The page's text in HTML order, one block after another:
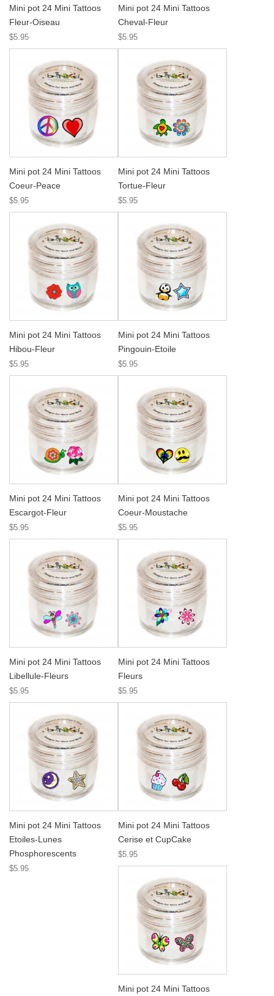
Mini pot 24 Mini Tattoos
Fleur-Oiseau
$5.95
Mini pot 24 Mini Tattoos
Cheval-Fleur
$5.95
Mini pot 24 Mini Tattoos
Coeur-Peace
$5.95
Mini pot 24 Mini Tattoos
Tortue-Fleur
$5.95
Mini pot 24 Mini Tattoos
Hibou-Fleur
$5.95
Mini pot 24 Mini Tattoos
Pingouin-Etoile
$5.95
Mini pot 24 Mini Tattoos
Escargot-Fleur
$5.95
Mini pot 24 Mini Tattoos
Coeur-Moustache
$5.95
Mini pot 24 Mini Tattoos
Libellule-Fleurs
$5.95
Mini pot 24 Mini Tattoos
Fleurs
$5.95
Mini pot 24 Mini Tattoos
Etoiles-Lunes
Phosphorescents
$5.95
Mini pot 24 Mini Tattoos
Cerise et CupCake
$5.95
Mini pot 24 Mini Tattoos